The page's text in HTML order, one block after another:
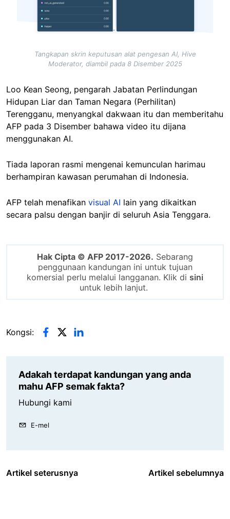
Tangkapan skrin keputusan alat pengesan AI, Hive
Moderator, diambil pada 8 Disember 2025
Loo Kean Seong, pengarah Jabatan Perlindungan
Hidupan Liar dan Taman Negara (Perhilitan)
Terengganu, menyangkal dakwaan itu dan memberitahu
AFP pada 3 Disember bahawa video itu dijana
menggunakan AI.
Tiada laporan rasmi mengenai kemunculan harimau
berhampiran kawasan perumahan di Indonesia.
AFP telah menafikan visual AI lain yang dikaitkan
secara palsu dengan banjir di seluruh Asia Tenggara.
Hak Cipta © AFP 2017-2026. Sebarang
penggunaan kandungan ini untuk tujuan
komersial perlu melalui langganan. Klik di sini
untuk lebih lanjut.
Kongsi:
Adakah terdapat kandungan yang anda
mahu AFP semak fakta?
Hubungi kami
E-mel
Artikel seterusnya Artikel sebelumnya